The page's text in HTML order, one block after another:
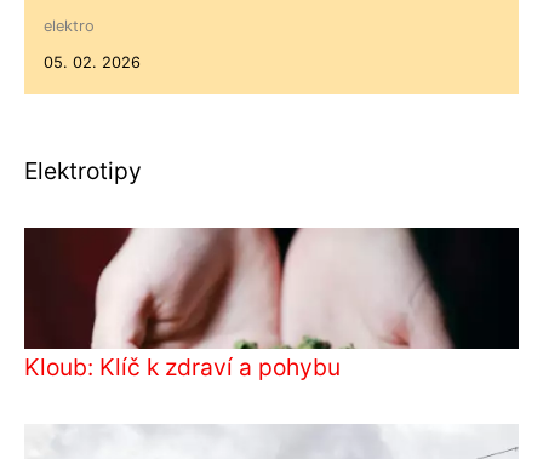
elektro
05. 02. 2026
Elektrotipy
Kloub: Klíč k zdraví a pohybu